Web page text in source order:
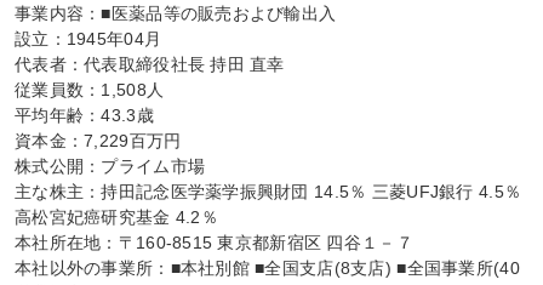
事業内容：■医薬品等の販売および輸出入
設立：1945年04月
代表者：代表取締役社長 持田 直幸
従業員数：1,508人
平均年齢：43.3歳
資本金：7,229百万円
株式公開：プライム市場
主な株主：持田記念医学薬学振興財団 14.5％ 三菱UFJ銀行 4.5％
高松宮妃癌研究基金 4.2％
本社所在地：〒160-8515 東京都新宿区 四谷１－７
本社以外の事業所：■本社別館 ■全国支店(8支店) ■全国事業所(40